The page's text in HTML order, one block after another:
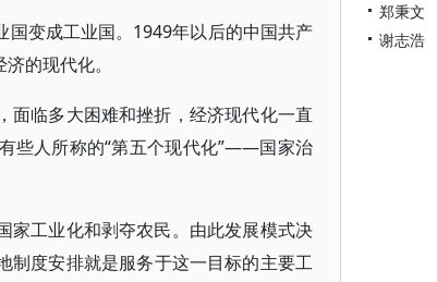
变成工业国。1949年以后的中国共产
的现代化。
面临多大困难和挫折，经济现代化一直
些人所称的“第五个现代化”——国家治
家工业化和剥夺农民。由此发展模式决
制度安排就是服务于这一目标的主要工
郑秉文
谢志浩